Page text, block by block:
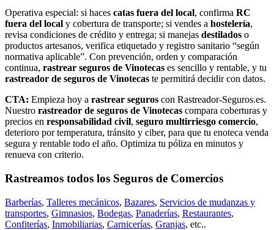
Operativa especial: si haces catas fuera del local, confirma RC
fuera del local y cobertura de transporte; si vendes a hostelería,
revisa condiciones de crédito y entrega; si manejas destilados o
productos artesanos, verifica etiquetado y registro sanitario “según
normativa aplicable”. Con prevención, orden y comparación
continua, rastrear seguros de Vinotecas es sencillo y rentable, y tu
rastreador de seguros de Vinotecas te permitirá decidir con datos.
CTA: Empieza hoy a rastrear seguros con Rastreador-Seguros.es.
Nuestro rastreador de seguros de Vinotecas compara coberturas y
precios en responsabilidad civil, seguro multirriesgo comercio,
deterioro por temperatura, tránsito y ciber, para que tu enoteca venda
segura y rentable todo el año. Optimiza tu póliza en minutos y
renueva con criterio.
Rastreamos todos los Seguros de Comercios
Barberías, Talleres mecánicos, Bazares, Servicios de mudanzas y
transportes, Gimnasios, Bodegas, Panaderías, Restaurantes,
Confiterías, Inmobiliarias, Carnicerías, Granjas, etc..